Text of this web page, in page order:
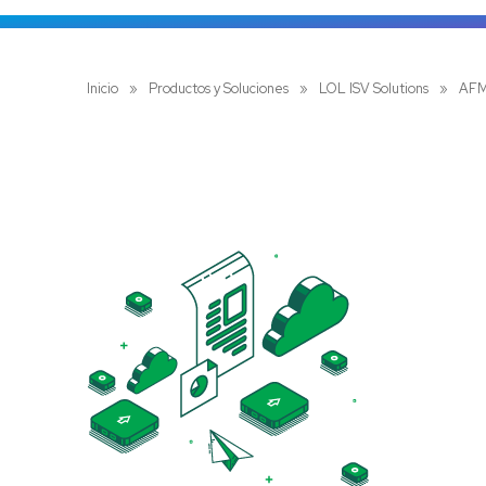
Inicio » Productos y Soluciones » LOL ISV Solutions »